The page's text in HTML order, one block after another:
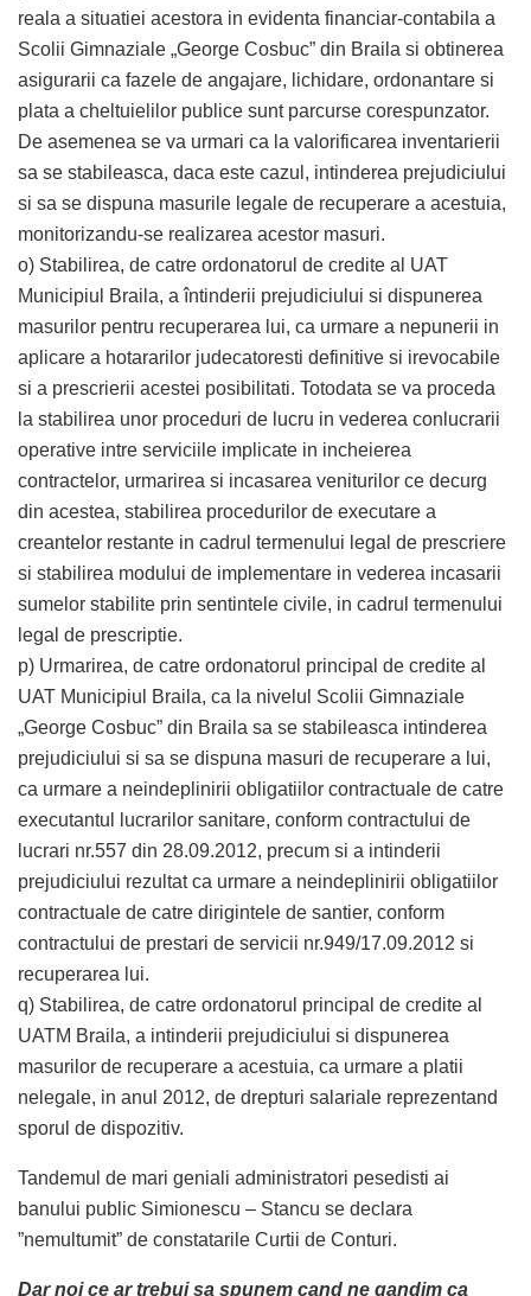
reala a situatiei acestora in evidenta financiar-contabila a
Scolii Gimnaziale „George Cosbuc” din Braila si obtinerea
asigurarii ca fazele de angajare, lichidare, ordonantare si
plata a cheltuielilor publice sunt parcurse corespunzator.
De asemenea se va urmari ca la valorificarea inventarierii
sa se stabileasca, daca este cazul, intinderea prejudiciului
si sa se dispuna masurile legale de recuperare a acestuia,
monitorizandu-se realizarea acestor masuri.
o) Stabilirea, de catre ordonatorul de credite al UAT
Municipiul Braila, a întinderii prejudiciului si dispunerea
masurilor pentru recuperarea lui, ca urmare a nepunerii in
aplicare a hotararilor judecatoresti definitive si irevocabile
si a prescrierii acestei posibilitati. Totodata se va proceda
la stabilirea unor proceduri de lucru in vederea conlucrarii
operative intre serviciile implicate in incheierea
contractelor, urmarirea si incasarea veniturilor ce decurg
din acestea, stabilirea procedurilor de executare a
creantelor restante in cadrul termenului legal de prescriere
si stabilirea modului de implementare in vederea incasarii
sumelor stabilite prin sentintele civile, in cadrul termenului
legal de prescriptie.
p) Urmarirea, de catre ordonatorul principal de credite al
UAT Municipiul Braila, ca la nivelul Scolii Gimnaziale
„George Cosbuc” din Braila sa se stabileasca intinderea
prejudiciului si sa se dispuna masuri de recuperare a lui,
ca urmare a neindeplinirii obligatiilor contractuale de catre
executantul lucrarilor sanitare, conform contractului de
lucrari nr.557 din 28.09.2012, precum si a intinderii
prejudiciului rezultat ca urmare a neindeplinirii obligatiilor
contractuale de catre dirigintele de santier, conform
contractului de prestari de servicii nr.949/17.09.2012 si
recuperarea lui.
q) Stabilirea, de catre ordonatorul principal de credite al
UATM Braila, a intinderii prejudiciului si dispunerea
masurilor de recuperare a acestuia, ca urmare a platii
nelegale, in anul 2012, de drepturi salariale reprezentand
sporul de dispozitiv.
Tandemul de mari geniali administratori pesedisti ai
banului public Simionescu – Stancu se declara
”nemultumit” de constatarile Curtii de Conturi.
Dar noi ce ar trebui sa spunem cand ne gandim ca